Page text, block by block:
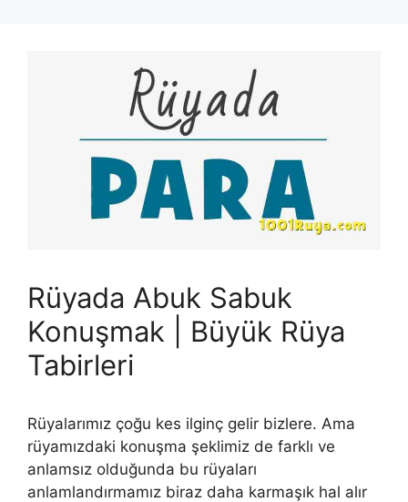
Rüyada Abuk Sabuk
Konuşmak | Büyük Rüya
Tabirleri
Rüyalarımız çoğu kes ilginç gelir bizlere. Ama
rüyamızdaki konuşma şeklimiz de farklı ve
anlamsız olduğunda bu rüyaları
anlamlandırmamız biraz daha karmaşık hal alır